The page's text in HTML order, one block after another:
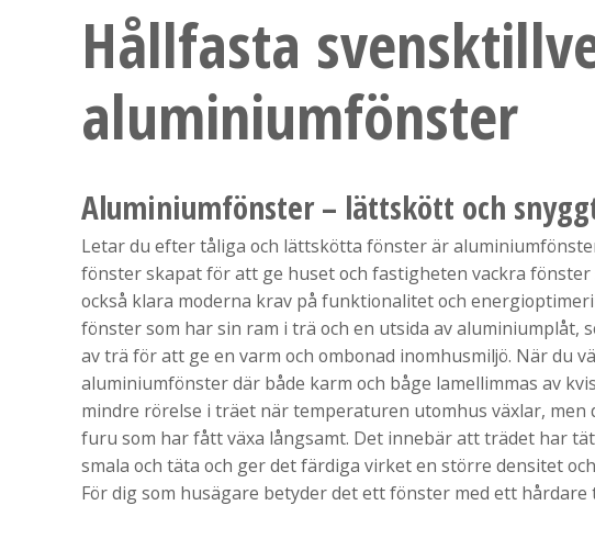
Hållfasta
aluminiumfönster
Aluminiumfönster – lättskött och
Letar du efter tåliga och lättskötta fönster är
fönster skapat för att ge huset och fastigheten vackra
också klara moderna krav på funktionalitet och
fönster som har sin ram i trä och en utsida av aluminiumplåt,
av trä för att ge en varm och ombonad inomhusmiljö. När du
aluminiumfönster där både karm och båge lamellimmas av
mindre rörelse i träet när temperaturen utomhus växlar, men
furu som har fått växa långsamt. Det innebär att trädet har
smala och täta och ger det färdiga virket en större densitet
För dig som husägare betyder det ett fönster med ett